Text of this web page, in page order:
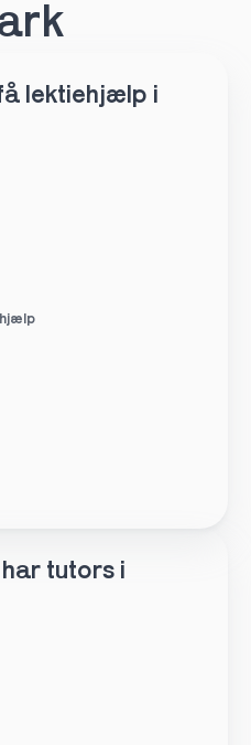
lektiehjælp i
tutors i